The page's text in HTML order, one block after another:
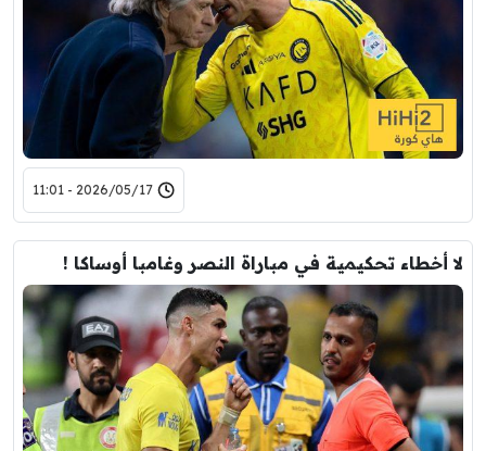
2026/05/17 - 11:01
لا أخطاء تحكيمية في مباراة النصر وغامبا أوساكا !